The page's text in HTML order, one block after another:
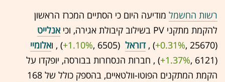
רשות החשמל מודיעה היום כי הסתיים המכרז הראשון
להקמת מתקני PV בשילוב קיבולת אגירה, וכי
אנלייט
(25670 ,‎
+0.31%
‏) ,דוראל (6505 ,‎
+1.10%‏) , ואלומיי
(6121 ,‎
+1.37%‏) , חברות הנסחרות בבורסה, יופקדו על
הקמת המתקנים הפוטו-וולטאיים, בהספק כולל של 168